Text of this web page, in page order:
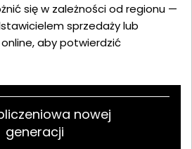
się w zależności od regionu —
sprzedaży lub
aby potwierdzić
nowej
generacji